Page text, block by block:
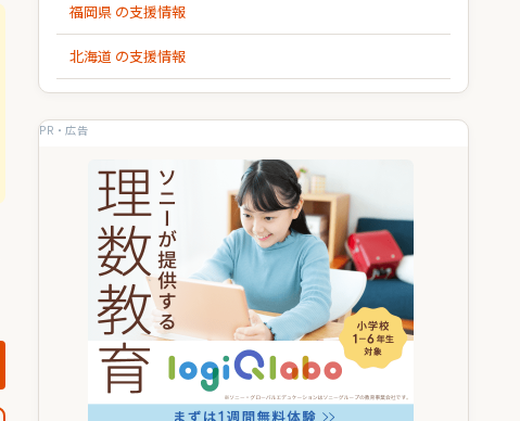
福岡県 の支援情報
北海道 の支援情報
PR・広告